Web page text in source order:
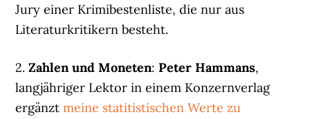
Jury einer Krimibestenliste, die nur aus
Literaturkritikern besteht.
2.Zahlen und Moneten:Peter Hammans,
langjähriger Lektor in einem Konzernverlag
ergänztmeine statitistischen Werte zu